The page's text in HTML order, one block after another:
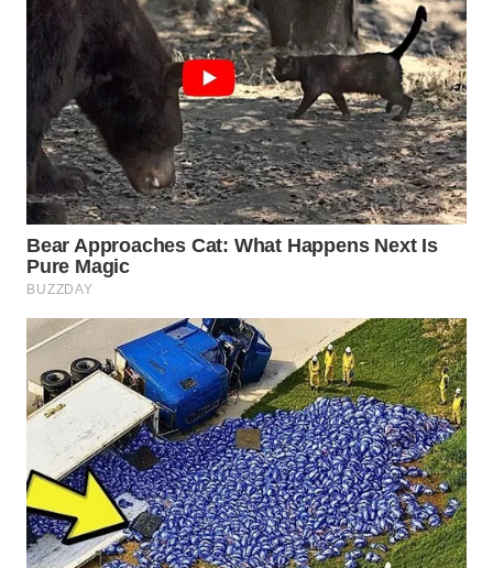
SUMEDANG
WN
CIANJUR
WN
KEPULAUAN
SERIBU
WN
TANGERANG
WN
BINJAI
WN
CIREBON
WN
INDRAMAYU